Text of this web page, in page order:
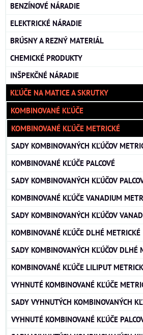
BENZÍNOVÉ NÁRADIE
ELEKTRICKÉ NÁRADIE
BRÚSNY A REZNÝ MATERIÁL
CHEMICKÉ PRODUKTY
INŠPEKČNÉ NÁRADIE
KĽÚČE NA MATICE A SKRUTKY
KOMBINOVANÉ KĽÚČE
KOMBINOVANÉ KĽÚČE METRICKÉ
SADY KOMBINOVANÝCH KĽÚČOV
KOMBINOVANÉ KĽÚČE PALCOVÉ
SADY KOMBINOVANÝCH KĽÚČOV
KOMBINOVANÉ KĽÚČE VANADIUM
SADY KOMBINOVANÝCH KĽÚČOV
KOMBINOVANÉ KĽÚČE DLHÉ METRICKÉ
SADY KOMBINOVANÝCH KĽÚČOV DLHÉ
KOMBINOVANÉ KĽÚČE LILIPUT
VYHNUTÉ KOMBINOVANÉ KĽÚČE
SADY VYHNUTÝCH KOMBINOVANÝCH
VYHNUTÉ KOMBINOVANÉ KĽÚČE